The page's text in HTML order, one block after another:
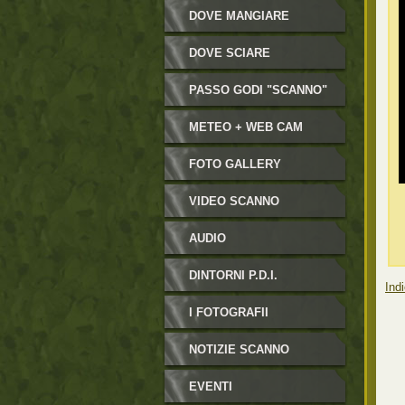
DOVE MANGIARE
DOVE SCIARE
PASSO GODI "SCANNO"
METEO + WEB CAM
FOTO GALLERY
VIDEO SCANNO
AUDIO
DINTORNI P.D.I.
I FOTOGRAFII
NOTIZIE SCANNO
EVENTI